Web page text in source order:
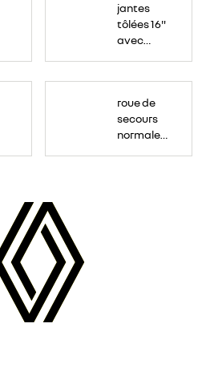
jantes
tôlées 16"
avec
roue de
secours
normale